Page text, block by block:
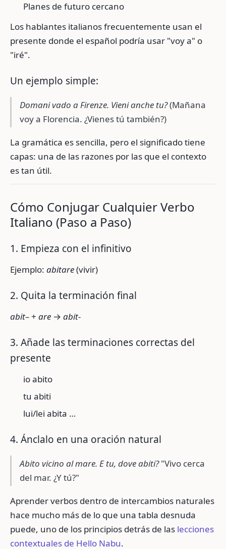
Planes de futuro cercano
Los hablantes italianos frecuentemente usan el
presente donde el español podría usar "voy a" o
"iré".
Un ejemplo simple:
Domani vado a Firenze. Vieni anche tu?(Mañana
voy a Florencia. ¿Vienes tú también?)
La gramática es sencilla, pero el significado tiene
capas: una de las razones por las que el contexto
es tan útil.
Cómo Conjugar Cualquier Verbo
Italiano (Paso a Paso)
1. Empieza con el infinitivo
Ejemplo: abitare(vivir)
2. Quita la terminación final
abit–+ are → abit-
3. Añade las terminaciones correctas del
presente
io abito
tu abiti
lui/lei abita …
4. Ánclalo en una oración natural
Abito vicino al mare. E tu, dove abiti?"Vivo cerca
del mar. ¿Y tú?"
Aprender verbos dentro de intercambios naturales
hace mucho más de lo que una tabla desnuda
puede, uno de los principios detrás de las lecciones
contextuales de Hello Nabu.